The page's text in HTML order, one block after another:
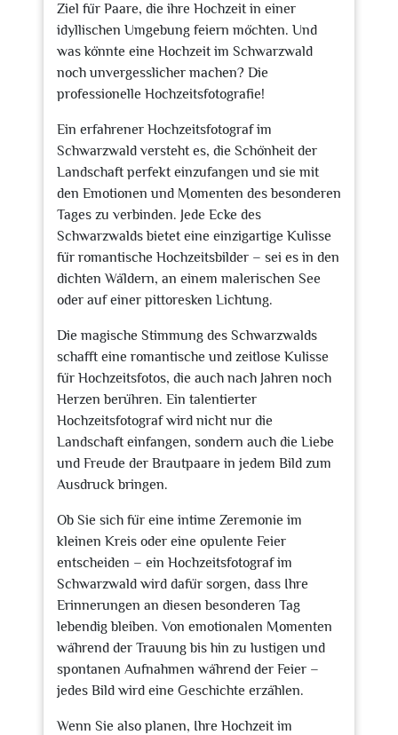
Ziel für Paare, die ihre Hochzeit in einer
idyllischen Umgebung feiern möchten. Und
was könnte eine Hochzeit im Schwarzwald
noch unvergesslicher machen? Die
professionelle Hochzeitsfotografie!
Ein erfahrener Hochzeitsfotograf im
Schwarzwald versteht es, die Schönheit der
Landschaft perfekt einzufangen und sie mit
den Emotionen und Momenten des besonderen
Tages zu verbinden. Jede Ecke des
Schwarzwalds bietet eine einzigartige Kulisse
für romantische Hochzeitsbilder – sei es in den
dichten Wäldern, an einem malerischen See
oder auf einer pittoresken Lichtung.
Die magische Stimmung des Schwarzwalds
schafft eine romantische und zeitlose Kulisse
für Hochzeitsfotos, die auch nach Jahren noch
Herzen berühren. Ein talentierter
Hochzeitsfotograf wird nicht nur die
Landschaft einfangen, sondern auch die Liebe
und Freude der Brautpaare in jedem Bild zum
Ausdruck bringen.
Ob Sie sich für eine intime Zeremonie im
kleinen Kreis oder eine opulente Feier
entscheiden – ein Hochzeitsfotograf im
Schwarzwald wird dafür sorgen, dass Ihre
Erinnerungen an diesen besonderen Tag
lebendig bleiben. Von emotionalen Momenten
während der Trauung bis hin zu lustigen und
spontanen Aufnahmen während der Feier –
jedes Bild wird eine Geschichte erzählen.
Wenn Sie also planen, Ihre Hochzeit im